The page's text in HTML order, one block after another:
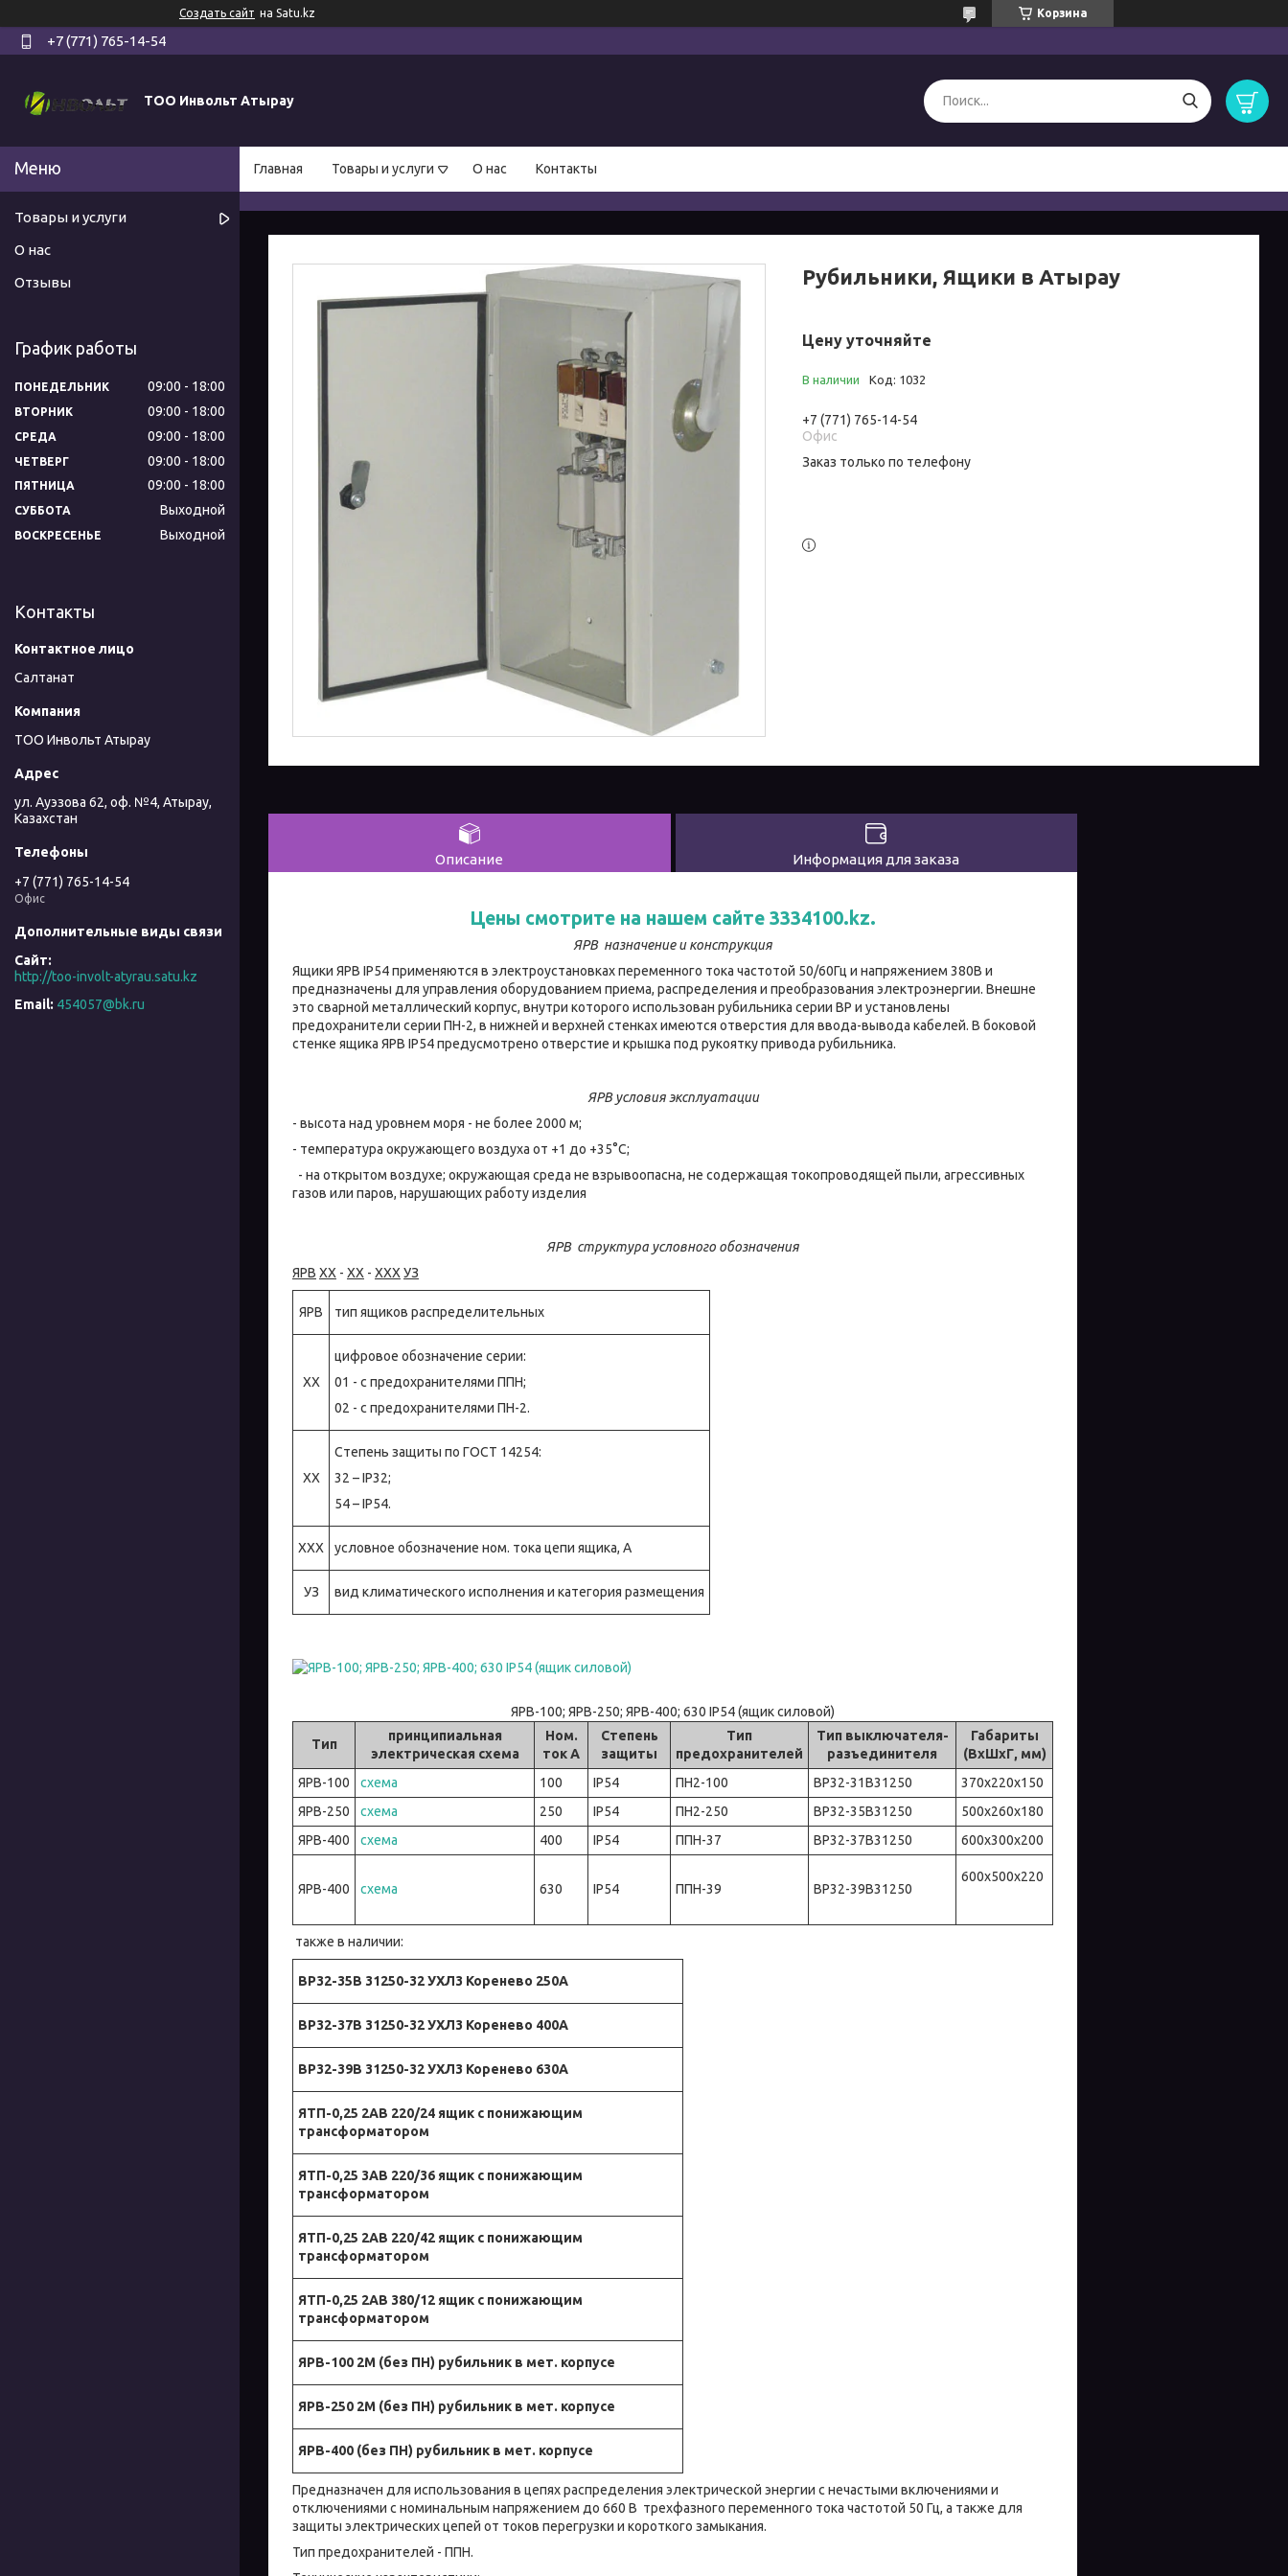
Создать сайт на Satu.kz Корзина
+7 (771) 765-14-54
ТОО Инвольт Атырау
Главная Товары и услуги О нас Контакты
Рубильники, Ящики в Атырау
Цену уточняйте
В наличии Код: 1032
+7 (771) 765-14-54
Офис
Заказ только по телефону
Описание Информация для заказа
Цены смотрите на нашем сайте 3334100.kz.
ЯРВ назначение и конструкция
Ящики ЯРВ IP54 применяются в электроустановках переменного тока частотой 50/60Гц и напряжением 380В и
предназначены для управления оборудованием приема, распределения и преобразования электроэнергии. Внешне
это сварной металлический корпус, внутри которого использован рубильника серии ВР и установлены
предохранители серии ПН-2, в нижней и верхней стенках имеются отверстия для ввода-вывода кабелей. В боковой
стенке ящика ЯРВ IP54 предусмотрено отверстие и крышка под рукоятку привода рубильника.
ЯРВ условия эксплуатации
- высота над уровнем моря - не более 2000 м;
- температура окружающего воздуха от +1 до +35°С;
- на открытом воздухе; окружающая среда не взрывоопасна, не содержащая токопроводящей пыли, агрессивных
газов или паров, нарушающих работу изделия
ЯРВ структура условного обозначения
ЯРВ ХХ - ХХ - ХХХ УЗ
ЯРВ тип ящиков распределительных
ХХ
цифровое обозначение серии:
01 - с предохранителями ППН;
02 - с предохранителями ПН-2.
ХХ
Степень защиты по ГОСТ 14254:
32 – IP32;
54 – IP54.
ХХХ условное обозначение ном. тока цепи ящика, А
УЗ вид климатического исполнения и категория размещения
ЯРВ-100; ЯРВ-250; ЯРВ-400; 630 IP54 (ящик силовой)
Тип
принципиальная
электрическая схема
Ном.
ток А
Степень
защиты
Тип
предохранителей
Тип выключателя-
разъединителя
Габариты
(ВхШхГ, мм)
ЯРВ-100
схема 100 IP54 ПН2-100 ВР32-31В31250
370х220х150
ЯРВ-250
схема 250 IP54 ПН2-250 ВР32-35В31250
500x260x180
ЯРВ-400
схема 400 IP54 ППН-37 ВР32-37В31250 600x300х200
ЯРВ-400 схема 630 IP54 ППН-39 ВР32-39В31250
600x500х220
также в наличии:
ВР32-35В 31250-32 УХЛ3 Коренево 250А
ВР32-37В 31250-32 УХЛ3 Коренево 400А
ВР32-39В 31250-32 УХЛ3 Коренево 630А
ЯТП-0,25 2АВ 220/24 ящик с понижающим
трансформатором
ЯТП-0,25 3АВ 220/36 ящик с понижающим
трансформатором
ЯТП-0,25 2АВ 220/42 ящик с понижающим
трансформатором
ЯТП-0,25 2АВ 380/12 ящик с понижающим
трансформатором
ЯРВ-100 2М (без ПН) рубильник в мет. корпусе
ЯРВ-250 2М (без ПН) рубильник в мет. корпусе
ЯРВ-400 (без ПН) рубильник в мет. корпусе
Предназначен для использования в цепях распределения электрической энергии с нечастыми включениями и
отключениями с номинальным напряжением до 660 В трехфазного переменного тока частотой 50 Гц, а также для
защиты электрических цепей от токов перегрузки и короткого замыкания.
Тип предохранителей - ППН.
Товары и услуги
О нас
Отзывы
График работы
ПОНЕДЕЛЬНИК 09:00 18:00
ВТОРНИК 09:00 18:00
СРЕДА 09:00 18:00
ЧЕТВЕРГ 09:00 18:00
ПЯТНИЦА 09:00 18:00
СУББОТА Выходной
ВОСКРЕСЕНЬЕ Выходной
Контакты
Салтанат
ТОО Инвольт Атырау
ул. Ауэзова 62, оф. №4, Атырау,
Казахстан
+7 (771) 765-14-54
Офис
http://too-involt-atyrau.satu.kz
454057@bk.ru